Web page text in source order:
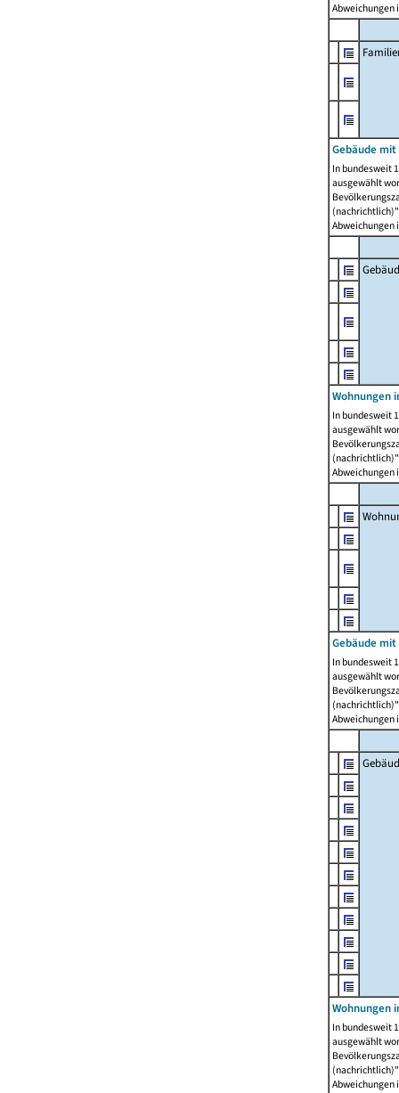
Abweichungen
Gebäude
In bundesweit
ausgewählt
Abweichungen
Wohnungen
In bundesweit
ausgewählt
Abweichungen
Gebäude
In bundesweit
ausgewählt
Abweichungen
Wohnungen
In bundesweit
ausgewählt
Abweichungen